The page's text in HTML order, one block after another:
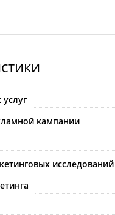
кампании
исследований